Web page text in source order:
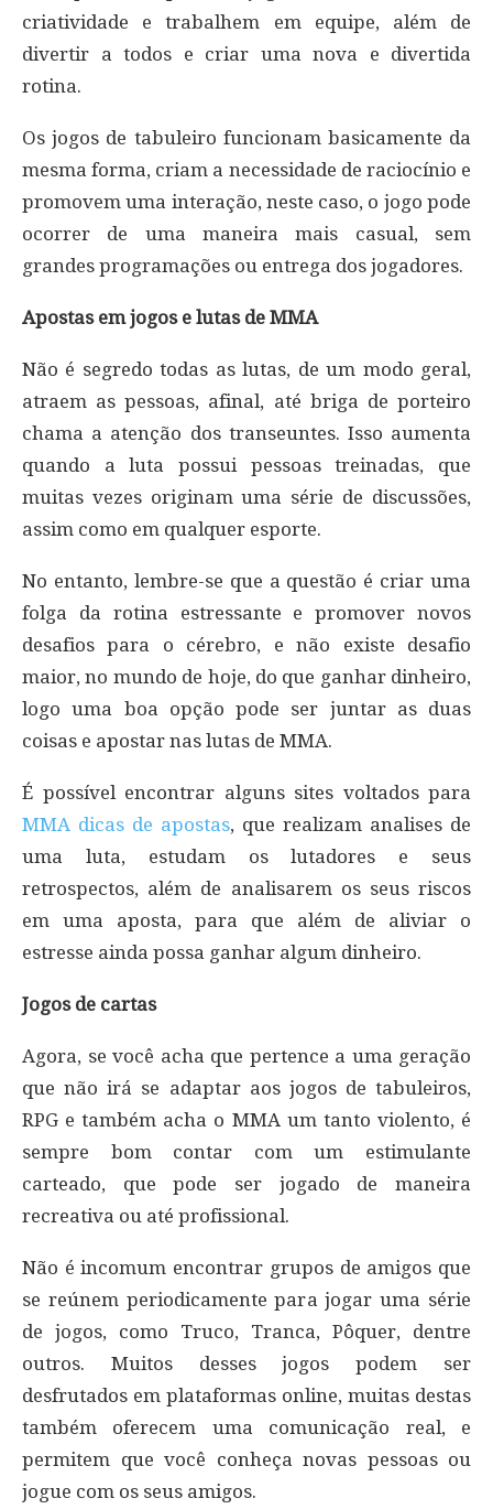
criatividade e trabalhem em equipe, além de
divertir a todos e criar uma nova e divertida
rotina.
Os jogos de tabuleiro funcionam basicamente da
mesma forma, criam a necessidade de raciocínio e
promovem uma interação, neste caso, o jogo pode
ocorrer de uma maneira mais casual, sem
grandes programações ou entrega dos jogadores.
Apostas em jogos e lutas de MMA
Não é segredo todas as lutas, de um modo geral,
atraem as pessoas, afinal, até briga de porteiro
chama a atenção dos transeuntes. Isso aumenta
quando a luta possui pessoas treinadas, que
muitas vezes originam uma série de discussões,
assim como em qualquer esporte.
No entanto, lembre-se que a questão é criar uma
folga da rotina estressante e promover novos
desafios para o cérebro, e não existe desafio
maior, no mundo de hoje, do que ganhar dinheiro,
logo uma boa opção pode ser juntar as duas
coisas e apostar nas lutas de MMA.
É possível encontrar alguns sites voltados para
MMA dicas de apostas, que realizam analises de
uma luta, estudam os lutadores e seus
retrospectos, além de analisarem os seus riscos
em uma aposta, para que além de aliviar o
estresse ainda possa ganhar algum dinheiro.
Jogos de cartas
Agora, se você acha que pertence a uma geração
que não irá se adaptar aos jogos de tabuleiros,
RPG e também acha o MMA um tanto violento, é
sempre bom contar com um estimulante
carteado, que pode ser jogado de maneira
recreativa ou até profissional.
Não é incomum encontrar grupos de amigos que
se reúnem periodicamente para jogar uma série
de jogos, como Truco, Tranca, Pôquer, dentre
outros. Muitos desses jogos podem ser
desfrutados em plataformas online, muitas destas
também oferecem uma comunicação real, e
permitem que você conheça novas pessoas ou
jogue com os seus amigos.